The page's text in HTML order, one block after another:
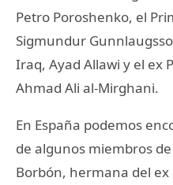
Petro Poroshenko, el
Sigmundur
Iraq, Ayad Allawi y el ex
Ahmad Ali al-Mirghani.
En España podemos
de algunos miembros
Borbón, hermana del